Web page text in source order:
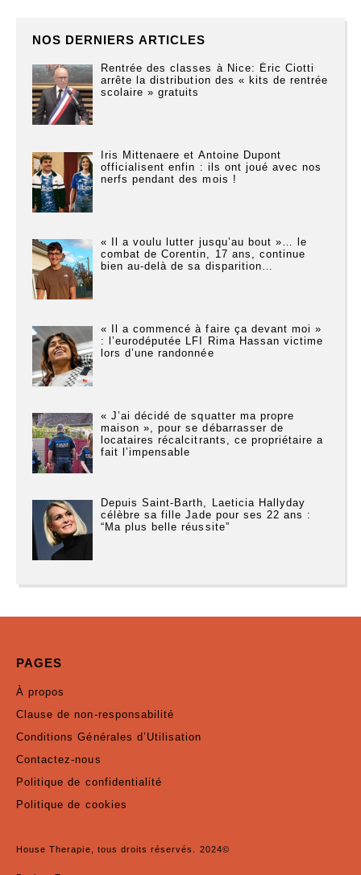
NOS DERNIERS ARTICLES
Rentrée des classes à Nice: Éric Ciotti
arrête la distribution des « kits de rentrée
scolaire » gratuits
Iris Mittenaere et Antoine Dupont
officialisent enfin : ils ont joué avec nos
nerfs pendant des mois !
« Il a voulu lutter jusqu’au bout »… le
combat de Corentin, 17 ans, continue
bien au-delà de sa disparition…
« Il a commencé à faire ça devant moi »
: l’eurodéputée LFI Rima Hassan victime
lors d’une randonnée
« J’ai décidé de squatter ma propre
maison », pour se débarrasser de
locataires récalcitrants, ce propriétaire a
fait l’impensable
Depuis Saint-Barth, Laeticia Hallyday
célèbre sa fille Jade pour ses 22 ans :
“Ma plus belle réussite”
PAGES
À propos
Clause de non-responsabilité
Conditions Générales d’Utilisation
Contactez-nous
Politique de confidentialité
Politique de cookies
House Therapie, tous droits réservés. 2024©